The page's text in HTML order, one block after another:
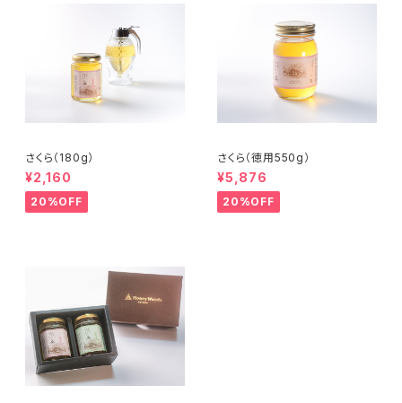
さくら（180g）
¥2,160
20%OFF
さくら（徳用550g）
¥5,876
20%OFF